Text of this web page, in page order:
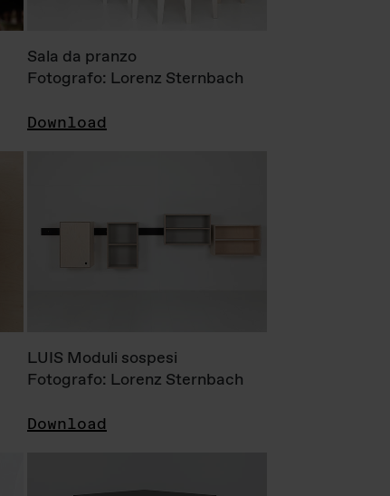
Sala da pranzo
Fotografo: Lorenz Sternbach
Download
LUIS Moduli sospesi
Fotografo: Lorenz Sternbach
Download